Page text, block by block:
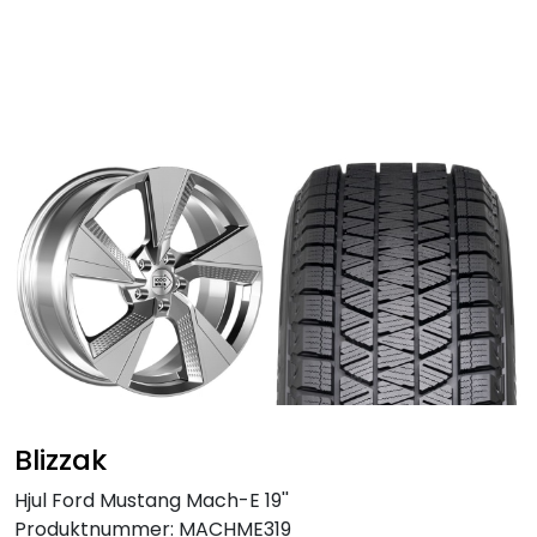
Blizzak
Hjul Ford Mustang Mach-E 19''
Produktnummer: MACHME319
Hjulpakker
Felger
Lastebil
Buss
Anlegg